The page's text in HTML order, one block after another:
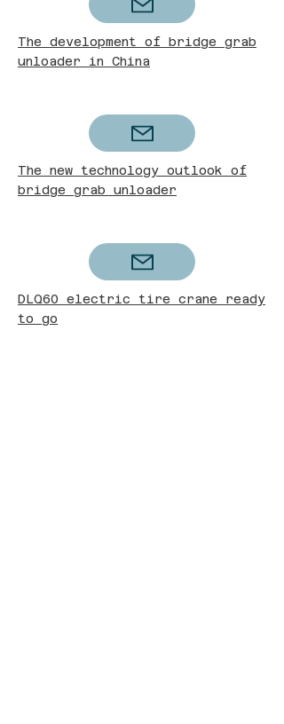
The development of bridge grab
unloader in China
The new technology outlook of
bridge grab unloader
DLQ60 electric tire crane ready
to go